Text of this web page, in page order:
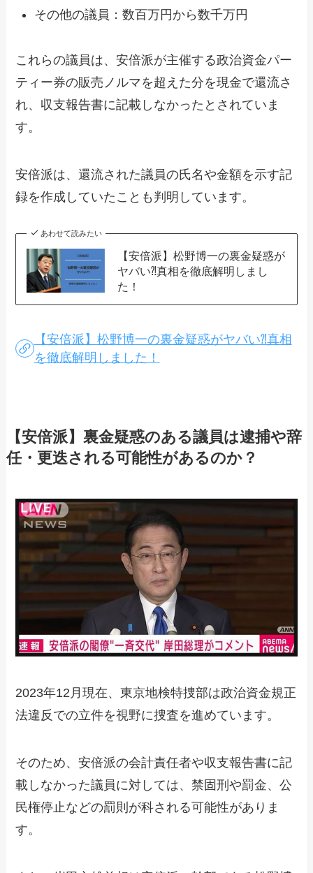
その他の議員：数百万円から数千万円
これらの議員は、安倍派が主催する政治資金パー
ティー券の販売ノルマを超えた分を現金で還流さ
れ、収支報告書に記載しなかったとされていま
す。
安倍派は、還流された議員の氏名や金額を示す記
録を作成していたことも判明しています。
あわせて読みたい
【安倍派】松野博一の裏金疑惑が
ヤバい⁈真相を徹底解明しまし
た！
【安倍派】松野博一の裏金疑惑がヤバい⁈真相
を徹底解明しました！
【安倍派】裏金疑惑のある議員は逮捕や辞
任・更迭される可能性があるのか？
2023年12月現在、東京地検特捜部は政治資金規正
法違反での立件を視野に捜査を進めています。
そのため、安倍派の会計責任者や収支報告書に記
載しなかった議員に対しては、禁固刑や罰金、公
民権停止などの罰則が科される可能性がありま
す。